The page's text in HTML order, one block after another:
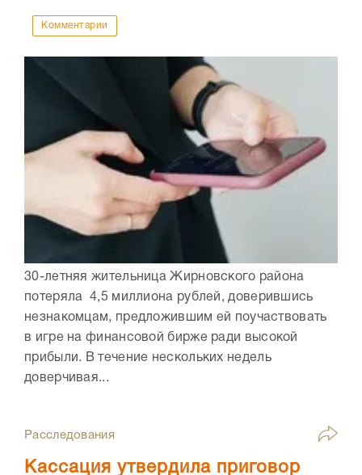
Комментарии
30-летняя жительница Жирновского района
потеряла 4,5 миллиона рублей, доверившись
незнакомцам, предложившим ей поучаствовать
в игре на финансовой бирже ради высокой
прибыли. В течение нескольких недель
доверчивая...
Расследования
Кассация утвердила приговор